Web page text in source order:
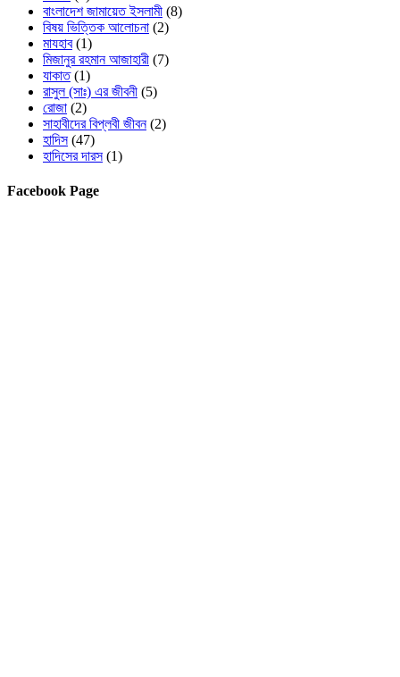
বাংলাদেশ জামায়েত ইসলামী (8)
বিষয় ভিত্তিক আলোচনা (2)
মাযহাব(1)
মিজানুর রহমান আজাহারী (7)
যাকাত(1)
রাসুল (সাঃ) এর জীবনী (5)
রোজা (2)
সাহাবীদের বিপ্লবী জীবন(2)
হাদিস(47)
হাদিসের দারস(1)
Facebook Page